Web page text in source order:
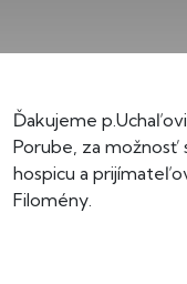
Ďakujeme
Porube, za možnosť
hospicu a
Filomény.